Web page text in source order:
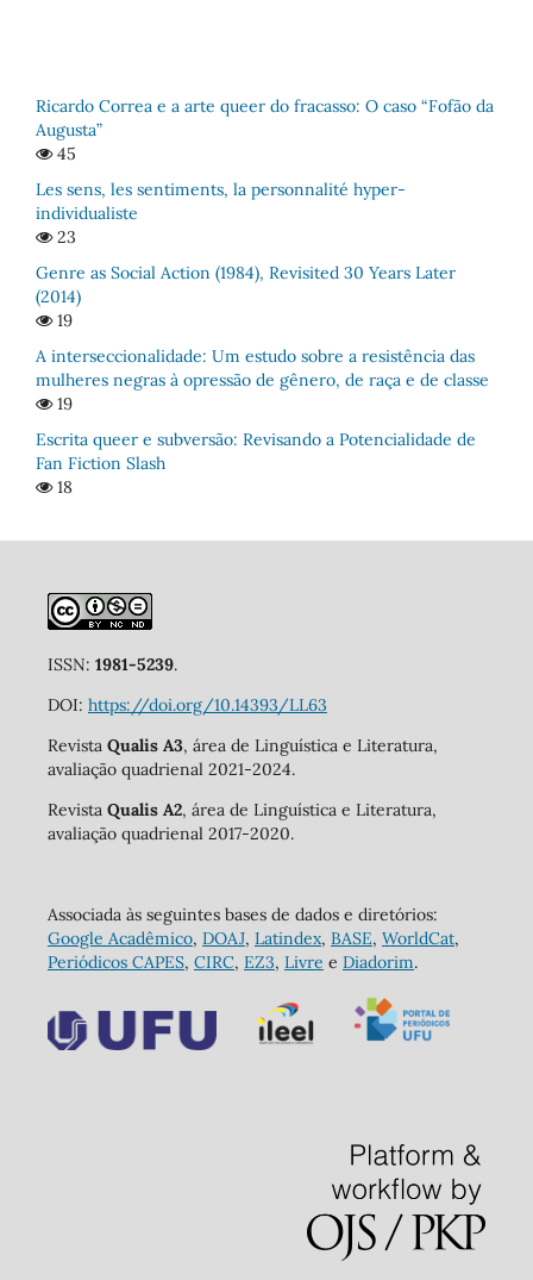
Ricardo Correa e a arte queer do fracasso: O caso “Fofão da
Augusta”
45
Les sens, les sentiments, la personnalité hyper-
individualiste
23
Genre as Social Action (1984), Revisited 30 Years Later
(2014)
19
A interseccionalidade: Um estudo sobre a resistência das
mulheres negras à opressão de gênero, de raça e de classe
19
Escrita queer e subversão: Revisando a Potencialidade de
Fan Fiction Slash
18
ISSN: 1981-5239.
DOI: https://doi.org/10.14393/LL63
Revista Qualis A3, área de Linguística e Literatura,
avaliação quadrienal 2021-2024.
Revista Qualis A2, área de Linguística e Literatura,
avaliação quadrienal 2017-2020.
Associada às seguintes bases de dados e diretórios:
Google Acadêmico, DOAJ, Latindex, BASE, WorldCat,
Periódicos CAPES, CIRC, EZ3, Livre e Diadorim.